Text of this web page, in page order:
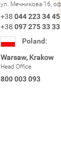
ул. Мечникова 16,
+38 044 223 34 45
+38 097 275 33 33
Poland:
Warsaw, Krakow
Head Office
800 003 093